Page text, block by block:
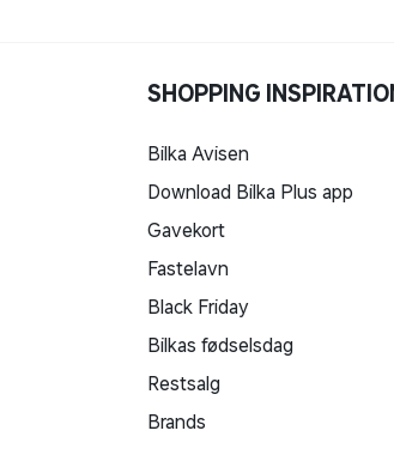
SHOPPING
Bilka Avisen
Download Bilka Plus app
Gavekort
Fastelavn
Black Friday
Bilkas fødselsdag
Restsalg
Brands